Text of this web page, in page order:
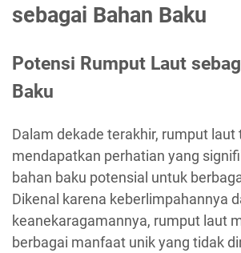
sebagai Bahan Baku
Potensi Rumput Laut
Baku
Dalam dekade terakhir, rumput laut
mendapatkan perhatian yang
bahan baku potensial untuk
Dikenal karena keberlimpahannya
keanekaragamannya, rumput laut
berbagai manfaat unik yang tidak